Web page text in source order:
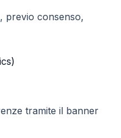
previo consenso,
tramite il banner